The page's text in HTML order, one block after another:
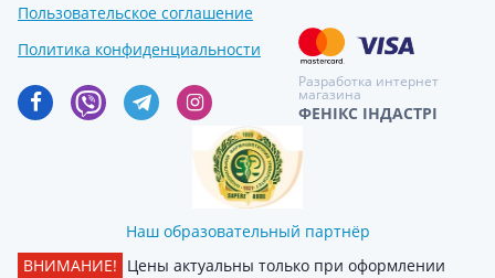
Пользовательское соглашение
Политика конфиденциальности
Разработка интернет
магазина
ФЕНІКС ІНДАСТРІ
Наш образовательный партнёр
ВНИМАНИЕ! Цены актуальны только при оформлении